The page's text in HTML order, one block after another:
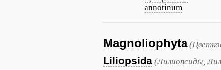
annotinum
Magnoliophyta
Liliopsida (Лилиопсиды,